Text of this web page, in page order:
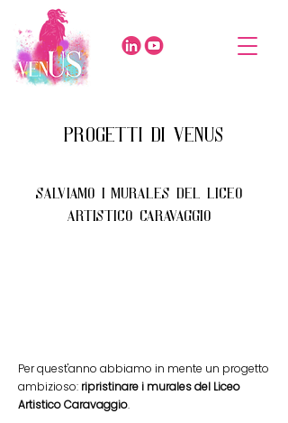
progetti di venus
salviamo i murales del liceo
artistico caravaggio
Per quest'anno abbiamo in mente un progetto
ambizioso: ripristinare i murales del Liceo
Artistico Caravaggio.